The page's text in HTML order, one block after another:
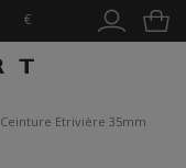
€
Ceinture Etrivière 35mm